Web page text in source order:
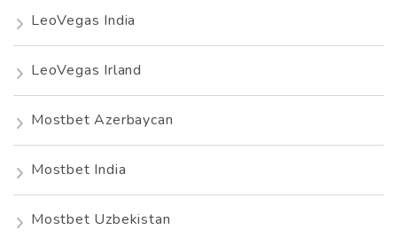
LeoVegas India
LeoVegas Irland
Mostbet Azerbaycan
Mostbet India
Mostbet Uzbekistan